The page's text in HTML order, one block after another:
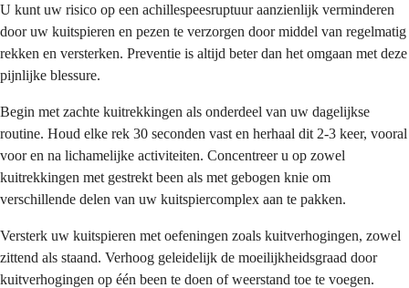
U kunt uw risico op een achillespeesruptuur aanzienlijk verminderen
door uw kuitspieren en pezen te verzorgen door middel van regelmatig
rekken en versterken. Preventie is altijd beter dan het omgaan met deze
pijnlijke blessure.
Begin met zachte kuitrekkingen als onderdeel van uw dagelijkse
routine. Houd elke rek 30 seconden vast en herhaal dit 2-3 keer, vooral
voor en na lichamelijke activiteiten. Concentreer u op zowel
kuitrekkingen met gestrekt been als met gebogen knie om
verschillende delen van uw kuitspiercomplex aan te pakken.
Versterk uw kuitspieren met oefeningen zoals kuitverhogingen, zowel
zittend als staand. Verhoog geleidelijk de moeilijkheidsgraad door
kuitverhogingen op één been te doen of weerstand toe te voegen.